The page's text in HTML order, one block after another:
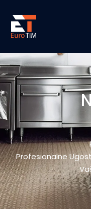
Profesionalne